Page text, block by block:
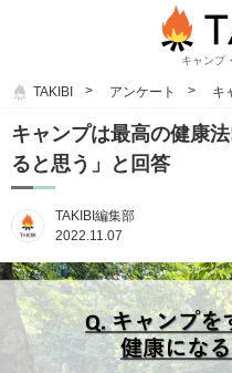
キャンプ
TAKIBI アンケート キ
キャンプは最高の健康
ると思う」と回答
TAKIBI編集部
2022.11.07